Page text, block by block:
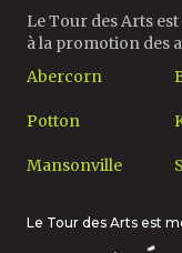
Le Tour des Arts
à la promotion des
Abercorn
Potton
Mansonville
Le Tour des Arts est